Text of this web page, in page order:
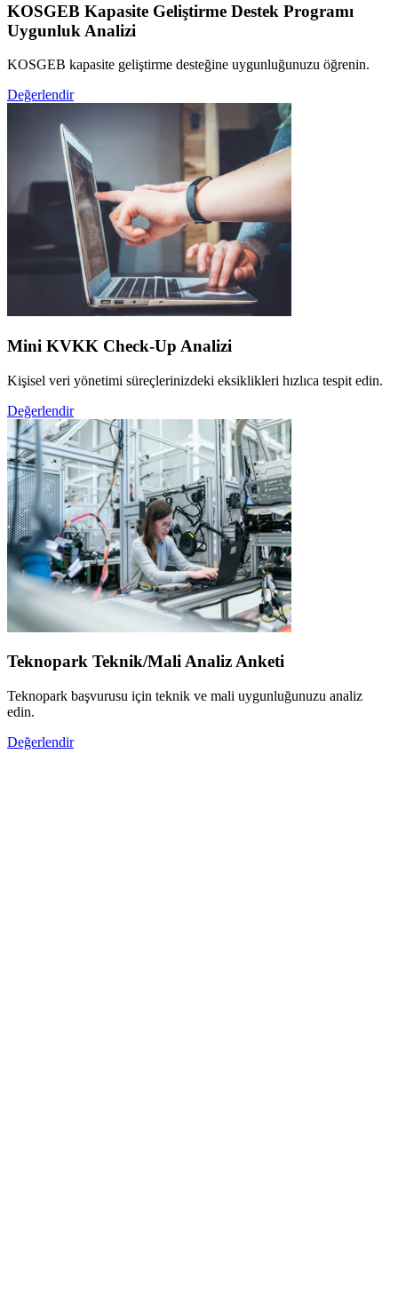
KOSGEB Kapasite Geliştirme Destek Programı
Uygunluk Analizi
KOSGEB kapasite geliştirme desteğine uygunluğunuzu öğrenin.
Değerlendir
Mini KVKK Check-Up Analizi
Kişisel veri yönetimi süreçlerinizdeki eksiklikleri hızlıca tespit edin.
Değerlendir
Teknopark Teknik/Mali Analiz Anketi
Teknopark başvurusu için teknik ve mali uygunluğunuzu analiz
edin.
Değerlendir